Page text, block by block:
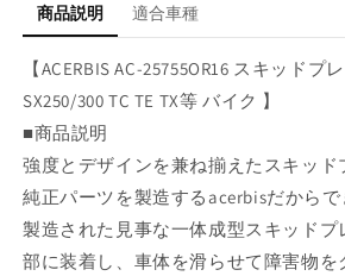
オ
ン
ジ
16
SX250/300
TC
TE
TX
等
オ
ン
ジ
SX250/300
TC
TE
TX
等
商品説明 適合車種
【ACERBIS AC-25755OR16 スキッドプ
SX250/300 TC TE TX等 バイク 】
■商品説明
強度とデザインを兼ね揃えたスキッド
純正パーツを製造するacerbisだから
製造された見事な一体成型スキッド
部に装着し、車体を滑らせて障害物を